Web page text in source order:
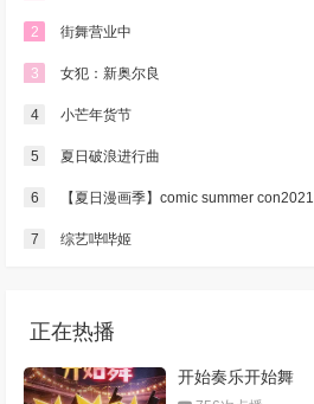
2 街舞营业中
3 女犯：新奥尔良
4 小芒年货节
5 夏日破浪进行曲
6 【夏日漫画季】comic summer con2021
7 综艺哔哔姬
正在热播
开始奏乐开始舞